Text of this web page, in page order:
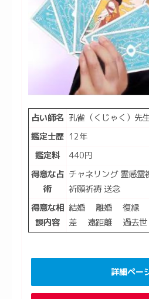
占い師名 孔雀（くじゃく）先
鑑定士歴 12年
鑑定料
440円
得意な占
術
チャネリング 霊感霊
祈願祈祷 送念
得意な相
談内容
結婚 離婚 復縁
差 遠距離 過去世
詳細ペー